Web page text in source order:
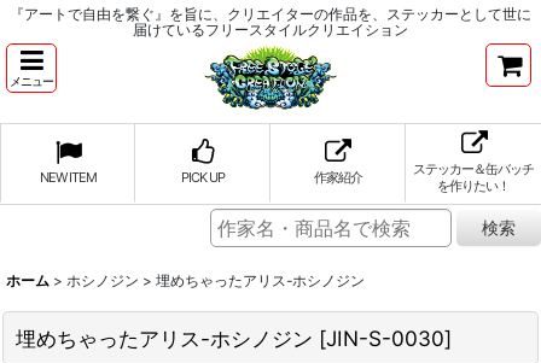
『アートで自由を繋ぐ』を旨に、クリエイターの作品を、ステッカーとして世に
届けているフリースタイルクリエイション
メニュー
NEW ITEM PICK UP 作家紹介
ステッカー＆缶バッチ
を作りたい！
ホーム > ホシノジン > 埋めちゃったアリス-ホシノジン
埋めちゃったアリス-ホシノジン [JIN-S-0030]